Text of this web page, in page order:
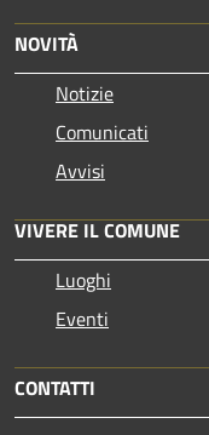
NOVITÀ
Notizie
Comunicati
Avvisi
VIVERE IL COMUNE
Luoghi
Eventi
CONTATTI